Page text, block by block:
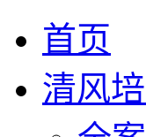
首页
清风